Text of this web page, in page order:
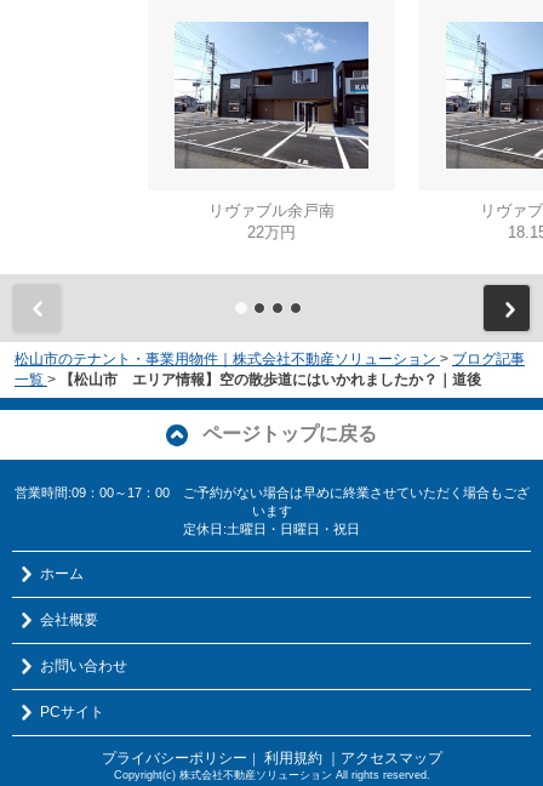
リヴァブル余戸南
22万円
リヴァ
松山市のテナント・事業用物件｜株式会社不動産ソリューション > ブログ記事
一覧 > 【松山市 エリア情報】空の散歩道にはいかれましたか？｜道後
ページトップに戻る
営業時間:09：00～17：00 ご予約がない場合は早めに終業させていただく場合もござ
います
定休日:土曜日・日曜日・祝日
ホーム
会社概要
お問い合わせ
PCサイト
プライバシーポリシー 利用規約 ｜アクセスマップ
Copyright(c) 株式会社不動産ソリューション All rights reserved.